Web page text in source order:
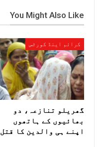
You Might Also Like
کرائم اینڈ کورٹس
گھریلو تنازعہ، دو
بھائیوں کے ہاتھوں
اپنے ہی والدین کا قتل